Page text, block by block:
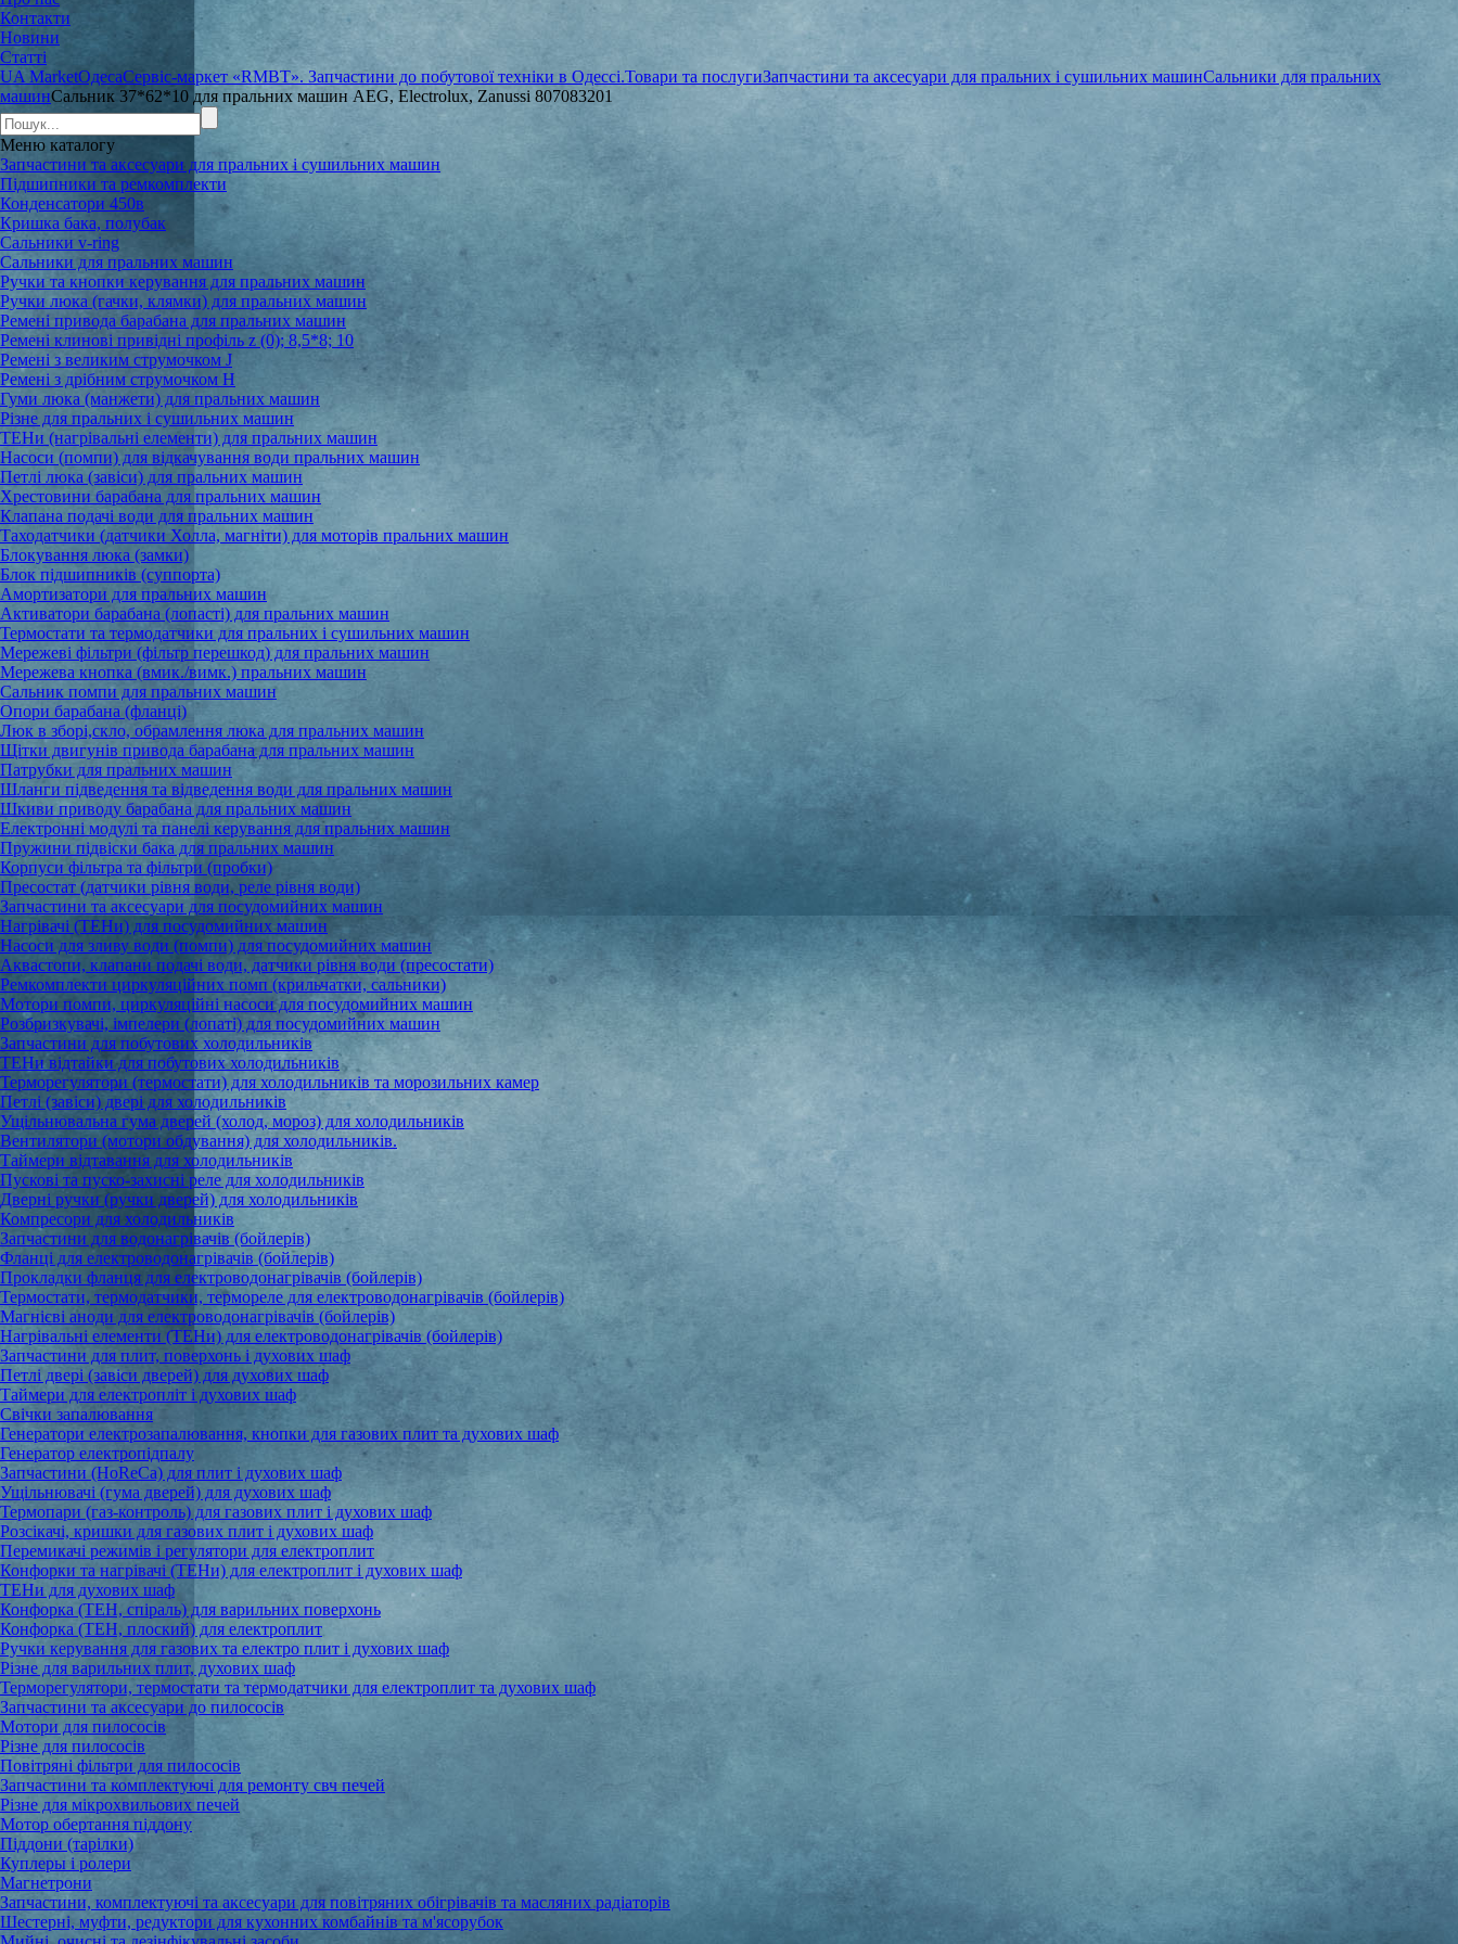
Контакти
Новини
Статті
UA MarketОдесаСервіс-маркет «RMBT». Запчастини до побутової техніки в Одессі.Товари та послугиЗапчастини та аксесуари для пральних і сушильних машинСальники для пральних
машинСальник 37*62*10 для пральних машин AEG, Electrolux, Zanussi 807083201
Меню каталогу
Запчастини та аксесуари для пральних і сушильних машин
Підшипники та ремкомплекти
Конденсатори 450в
Кришка бака, полубак
Сальники v-ring
Сальники для пральних машин
Ручки та кнопки керування для пральних машин
Ручки люка (гачки, клямки) для пральних машин
Ремені привода барабана для пральних машин
Ремені клинові привідні профіль z (0); 8,5*8; 10
Ремені з великим струмочком J
Ремені з дрібним струмочком Н
Гуми люка (манжети) для пральних машин
Різне для пральних і сушильних машин
ТЕНи (нагрівальні елементи) для пральних машин
Насоси (помпи) для відкачування води пральних машин
Петлі люка (завіси) для пральних машин
Хрестовини барабана для пральних машин
Клапана подачі води для пральних машин
Таходатчики (датчики Холла, магніти) для моторів пральних машин
Блокування люка (замки)
Блок підшипників (суппорта)
Амортизатори для пральних машин
Активатори барабана (лопасті) для пральних машин
Термостати та термодатчики для пральних і сушильних машин
Мережеві фільтри (фільтр перешкод) для пральних машин
Мережева кнопка (вмик./вимк.) пральних машин
Сальник помпи для пральних машин
Опори барабана (фланці)
Люк в зборі,скло, обрамлення люка для пральних машин
Щітки двигунів привода барабана для пральних машин
Патрубки для пральних машин
Шланги підведення та відведення води для пральних машин
Шкиви приводу барабана для пральних машин
Електронні модулі та панелі керування для пральних машин
Пружини підвіски бака для пральних машин
Корпуси фільтра та фільтри (пробки)
Пресостат (датчики рівня води, реле рівня води)
Запчастини та аксесуари для посудомийних машин
Нагрівачі (ТЕНи) для посудомийних машин
Насоси для зливу води (помпи) для посудомийних машин
Аквастопи, клапани подачі води, датчики рівня води (пресостати)
Ремкомплекти циркуляційних помп (крильчатки, сальники)
Мотори помпи, циркуляційні насоси для посудомийних машин
Розбризкувачі, імпелери (лопаті) для посудомийних машин
Запчастини для побутових холодильників
ТЕНи відтайки для побутових холодильників
Терморегулятори (термостати) для холодильників та морозильних камер
Петлі (завіси) двері для холодильників
Ущільнювальна гума дверей (холод, мороз) для холодильників
Вентилятори (мотори обдування) для холодильників.
Таймери відтавання для холодильників
Пускові та пуско-захисні реле для холодильників
Дверні ручки (ручки дверей) для холодильників
Компресори для холодильників
Запчастини для водонагрівачів (бойлерів)
Фланці для електроводонагрівачів (бойлерів)
Прокладки фланця для електроводонагрівачів (бойлерів)
Термостати, термодатчики, термореле для електроводонагрівачів (бойлерів)
Магнієві аноди для електроводонагрівачів (бойлерів)
Нагрівальні елементи (ТЕНи) для електроводонагрівачів (бойлерів)
Запчастини для плит, поверхонь і духових шаф
Петлі двері (завіси дверей) для духових шаф
Таймери для електропліт і духових шаф
Свічки запалювання
Генератори електрозапалювання, кнопки для газових плит та духових шаф
Генератор електропідпалу
Запчастини (HoReCa) для плит і духових шаф
Ущільнювачі (гума дверей) для духових шаф
Термопари (газ-контроль) для газових плит і духових шаф
Розсікачі, кришки для газових плит і духових шаф
Перемикачі режимів і регулятори для електроплит
Конфорки та нагрівачі (ТЕНи) для електроплит і духових шаф
ТЕНи для духових шаф
Конфорка (ТЕН, спіраль) для варильних поверхонь
Конфорка (ТЕН, плоский) для електроплит
Ручки керування для газових та електро плит і духових шаф
Різне для варильних плит, духових шаф
Терморегулятори, термостати та термодатчики для електроплит та духових шаф
Запчастини та аксесуари до пилососів
Мотори для пилососів
Різне для пилососів
Повітряні фільтри для пилососів
Запчастини та комплектуючі для ремонту свч печей
Різне для мікрохвильових печей
Мотор обертання піддону
Піддони (тарілки)
Куплеры і ролери
Магнетрони
Запчастини, комплектуючі та аксесуари для повітряних обігрівачів та масляних радіаторів
Шестерні, муфти, редуктори для кухонних комбайнів та м'ясорубок